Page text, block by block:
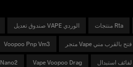
صندوق تعديل VAPE الوردي منتجات Rta
Voopoo Pnp Vm3 متجر Vape فتح بالقرب مني
اسحب Nano2 Vape Voopoo Drag